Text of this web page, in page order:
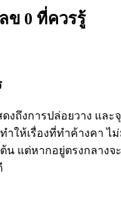
ข 0 ที่ควรรู้
ดงถึงการปล่อยวาง และ
ำให้เรื่องที่ทำค้างคา ไ
น แต่หากอยู่ตรงกลาง